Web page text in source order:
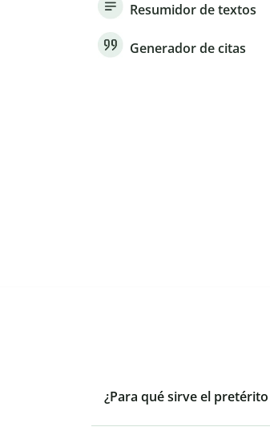
Resumidor de textos
Generador de citas
¿Para qué sirve el